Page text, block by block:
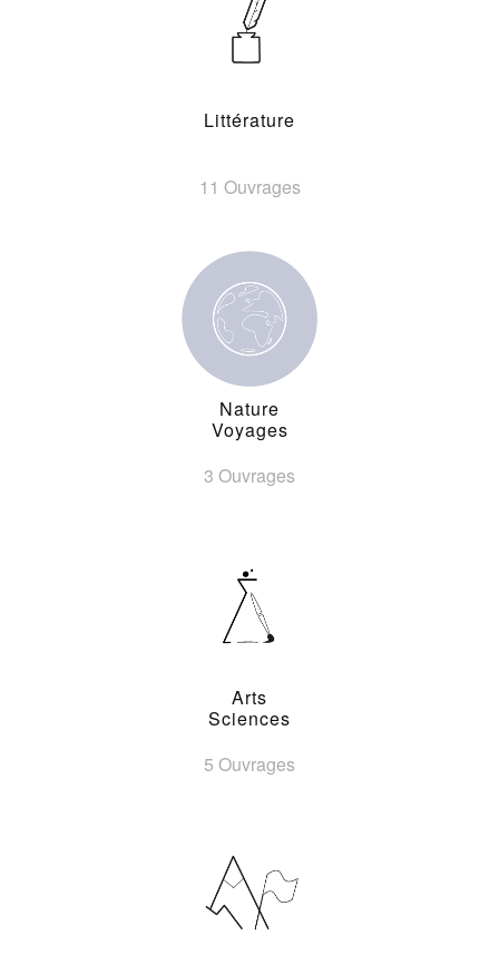
Littérature
11 Ouvrages
Nature
Voyages
3 Ouvrages
Arts
Sciences
5 Ouvrages